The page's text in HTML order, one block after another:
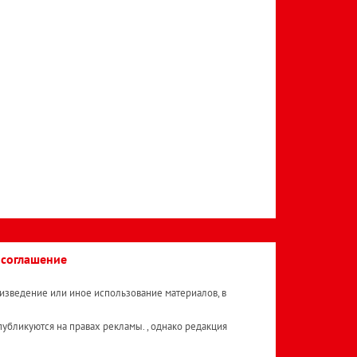
или иное использование материалов, в
на правах рекламы. , однако редакция